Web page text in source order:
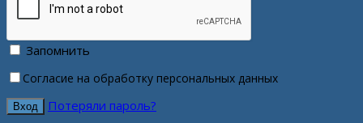
Запомнить
Согласие на обработку персональных данных
Потеряли пароль?